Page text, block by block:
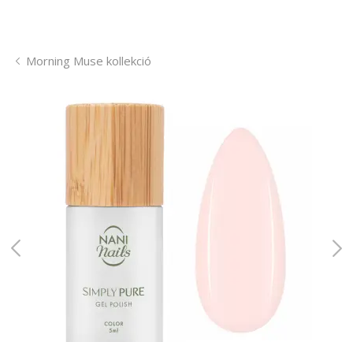
Morning Muse kollekció